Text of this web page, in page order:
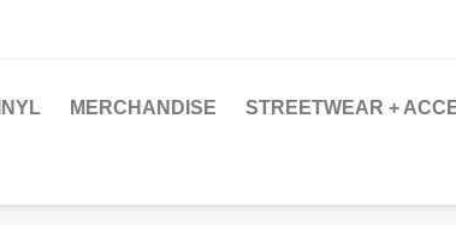
MERCHANDISE STREETWEAR +